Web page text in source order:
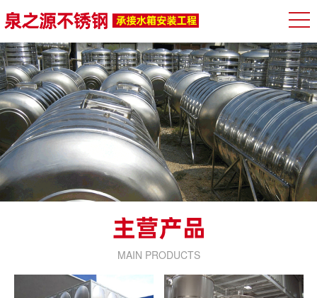
MAIN PRODUCTS